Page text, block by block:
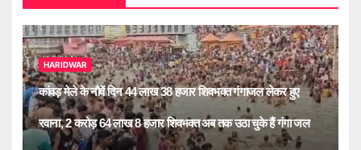
HARIDWAR
कांवड़ मेले के नौवें दिन 44 लाख 38 हजार शिवभक्त गंगाजल लेकर हुए
रवाना, 2 करोड़ 64 लाख 8 हजार शिवभक्त अब तक उठा चुके हैं गंगा जल